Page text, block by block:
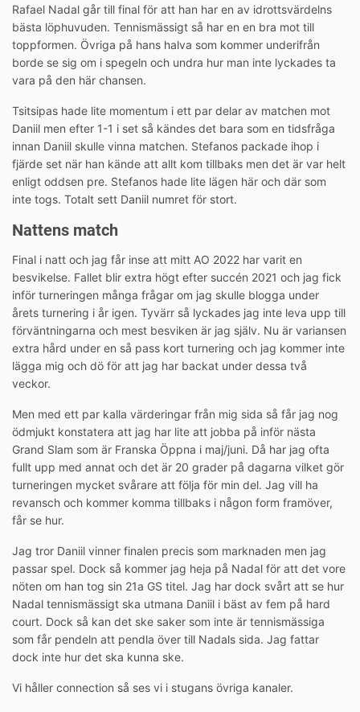
Rafael Nadal går till final för att han har en av idrottsvärdelns
bästa löphuvuden. Tennismässigt så har en en bra mot till
toppformen. Övriga på hans halva som kommer underifrån
borde se sig om i spegeln och undra hur man inte lyckades ta
vara på den här chansen.
Tsitsipas hade lite momentum i ett par delar av matchen mot
Daniil men efter 1-1 i set så kändes det bara som en tidsfråga
innan Daniil skulle vinna matchen. Stefanos packade ihop i
fjärde set när han kände att allt kom tillbaks men det är var helt
enligt oddsen pre. Stefanos hade lite lägen här och där som
inte togs. Totalt sett Daniil numret för stort.
Nattens match
Final i natt och jag får inse att mitt AO 2022 har varit en
besvikelse. Fallet blir extra högt efter succén 2021 och jag fick
inför turneringen många frågar om jag skulle blogga under
årets turnering i år igen. Tyvärr så lyckades jag inte leva upp till
förväntningarna och mest besviken är jag själv. Nu är variansen
extra hård under en så pass kort turnering och jag kommer inte
lägga mig och dö för att jag har backat under dessa två
veckor.
Men med ett par kalla värderingar från mig sida så får jag nog
ödmjukt konstatera att jag har lite att jobba på inför nästa
Grand Slam som är Franska Öppna i maj/juni. Då har jag ofta
fullt upp med annat och det är 20 grader på dagarna vilket gör
turneringen mycket svårare att följa för min del. Jag vill ha
revansch och kommer komma tillbaks i någon form framöver,
får se hur.
Jag tror Daniil vinner finalen precis som marknaden men jag
passar spel. Dock så kommer jag heja på Nadal för att det vore
nöten om han tog sin 21a GS titel. Jag har dock svårt att se hur
Nadal tennismässigt ska utmana Daniil i bäst av fem på hard
court. Dock så kan det ske saker som inte är tennismässiga
som får pendeln att pendla över till Nadals sida. Jag fattar
dock inte hur det ska kunna ske.
Vi håller connection så ses vi i stugans övriga kanaler.